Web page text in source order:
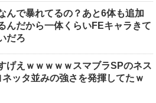
んで暴れてるの？あと6体も追加
んだから一体くらいFEキャラきて
だろ
げえｗｗｗｗｗスマブラSPのネス
ッタ並みの強さを発揮してたｗ